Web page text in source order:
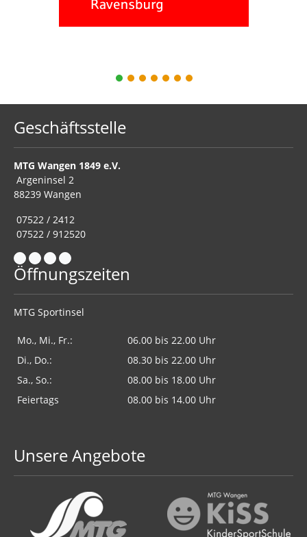
1 2 3 4 5 6 7
Geschäftsstelle
MTG Wangen 1849 e.V.
Argeninsel 2
88239 Wangen
07522 / 2412
07522 / 912520
Öffnungszeiten
MTG Sportinsel
Mo., Mi., Fr.:
06.00 bis 22.00 Uhr
Di., Do.:
08.30 bis 22.00 Uhr
Sa., So.:
08.00 bis 18.00 Uhr
Feiertags
08.00 bis 14.00 Uhr
Unsere Angebote